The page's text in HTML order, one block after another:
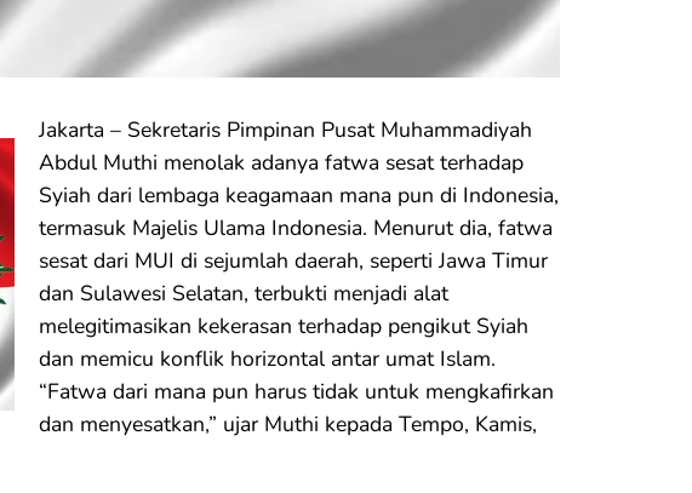
Jakarta – Sekretaris Pimpinan Pusat Muhammadiyah
Abdul Muthi menolak adanya fatwa sesat terhadap
Syiah dari lembaga keagamaan mana pun di Indonesia,
termasuk Majelis Ulama Indonesia. Menurut dia, fatwa
sesat dari MUI di sejumlah daerah, seperti Jawa Timur
dan Sulawesi Selatan, terbukti menjadi alat
melegitimasikan kekerasan terhadap pengikut Syiah
dan memicu konflik horizontal antar umat Islam.
“Fatwa dari mana pun harus tidak untuk mengkafirkan
dan menyesatkan,” ujar Muthi kepada Tempo, Kamis,